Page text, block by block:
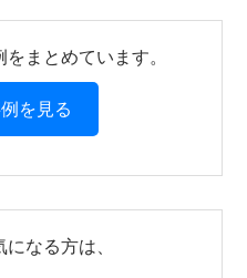
まとめています。
を見る
なる方は、